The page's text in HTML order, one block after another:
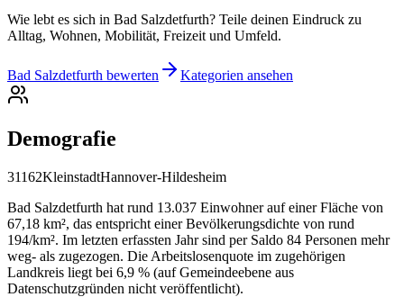
Wie lebt es sich in Bad Salzdetfurth? Teile deinen Eindruck zu
Alltag, Wohnen, Mobilität, Freizeit und Umfeld.
Bad Salzdetfurth bewerten Kategorien ansehen
Demografie
31162KleinstadtHannover-Hildesheim
Bad Salzdetfurth hat rund 13.037 Einwohner auf einer Fläche von
67,18 km², das entspricht einer Bevölkerungsdichte von rund
194/km². Im letzten erfassten Jahr sind per Saldo 84 Personen mehr
weg- als zugezogen. Die Arbeitslosenquote im zugehörigen
Landkreis liegt bei 6,9 % (auf Gemeindeebene aus
Datenschutzgründen nicht veröffentlicht).